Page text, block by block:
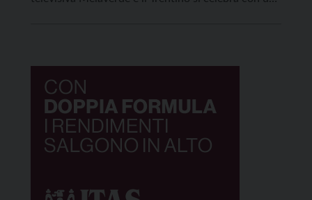
anteprima esclusiva un […]